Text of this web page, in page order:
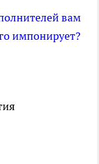
вам
импонирует?